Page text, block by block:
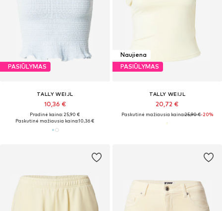
PASIŪLYMAS
TALLY WEIJL
10,36 €
Pradinė kaina: 25,90 €
Paskutinė mažiausia kaina:10,36 €
Naujiena
PASIŪLYMAS
TALLY WEIJL
20,72 €
Paskutinė mažiausia kaina:25,90 €-20%